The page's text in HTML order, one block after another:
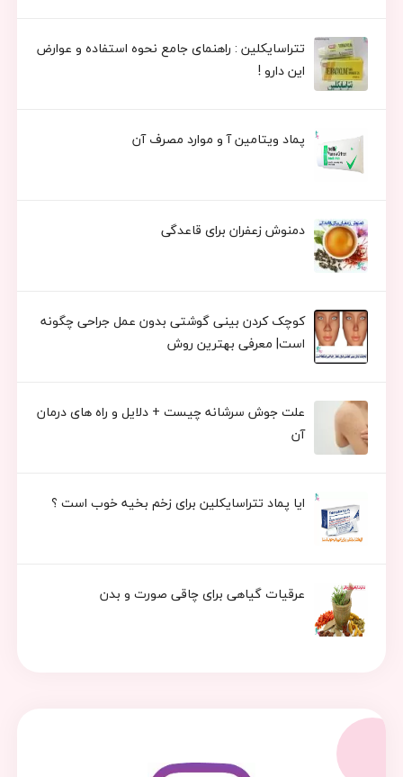
تتراسایکلین : راهنمای جامع نحوه استفاده و عوارض
این دارو !
پماد ویتامین آ و موارد مصرف آن
دمنوش زعفران برای قاعدگی
کوچک کردن بینی گوشتی بدون عمل جراحی چگونه
است| معرفی بهترین روش
علت جوش سرشانه چیست + دلایل و راه های درمان
آن
ایا پماد تتراسایکلین برای زخم بخیه خوب است ؟
عرقیات گیاهی برای چاقی صورت و بدن